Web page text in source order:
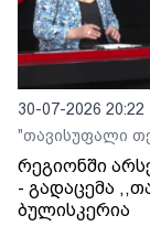
30-07-2026 20:22
"თავისუფალი
რეგიონში
- გადაცემა
ბულისკერია